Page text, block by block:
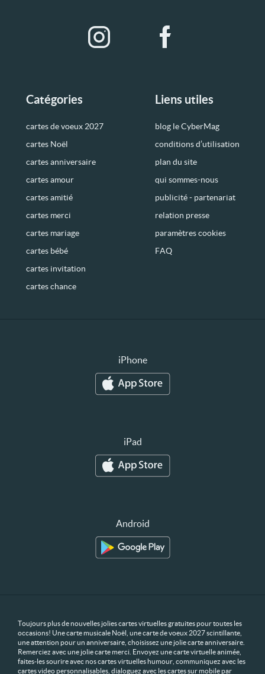
Catégories
cartes de voeux 2027
cartes Noël
cartes anniversaire
cartes amour
cartes amitié
cartes merci
cartes mariage
cartes bébé
cartes invitation
cartes chance
Liens utiles
blog le CyberMag
conditions d’utilisation
plan du site
qui sommes-nous
publicité - partenariat
relation presse
paramètres cookies
FAQ
iPhone
iPad
Android
Toujours plus de nouvelles jolies cartes virtuelles gratuites pour toutes les
occasions! Une carte musicale Noël, une carte de voeux 2027 scintillante,
une attention pour un anniversaire, choisissez une jolie carte anniversaire.
Remerciez avec une jolie carte merci. Envoyez une carte virtuelle animée,
faites-les sourire avec nos cartes virtuelles humour, communiquez avec les
cartes video personnalisables, dialoguez avec les cartes sur mobile par